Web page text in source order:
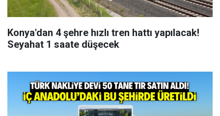
Konya'dan 4 şehre hızlı tren hattı yapılacak!
Seyahat 1 saate düşecek